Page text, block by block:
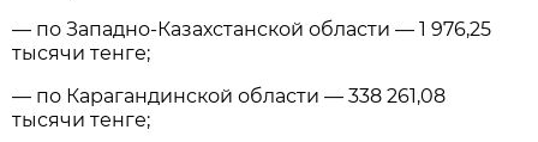
— по Западно-Казахстанской области — 1 976,25
тысячи тенге;
— по Карагандинской области — 338 261,08
тысячи тенге;